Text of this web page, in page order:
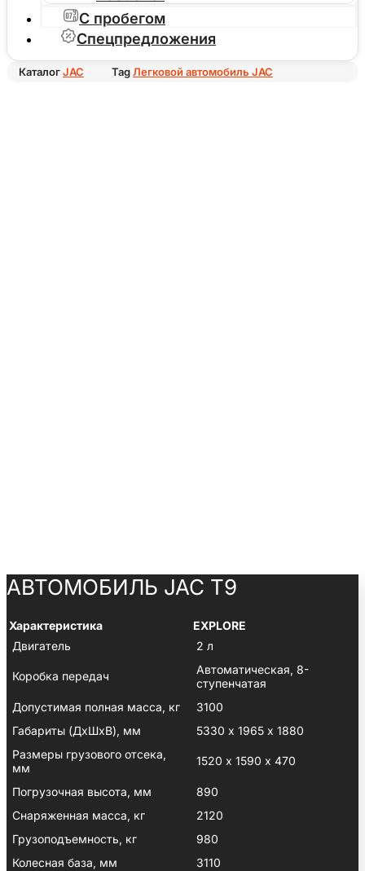
С пробегом
Спецпредложения
КаталогJAC TagЛегковой автомобиль JAC
АВТОМОБИЛЬ JAC T9
Характеристика
EXPLORE
Двигатель
2 л
Коробка передач
Автоматическая, 8-
ступенчатая
Допустимая полная масса, кг
3100
Габариты (ДхШхВ), мм
5330 х 1965 х 1880
Размеры грузового отсека,
мм
1520 х 1590 х 470
Погрузочная высота, мм
890
Снаряженная масса, кг
2120
Грузоподъемность, кг
980
Колесная база, мм
3110